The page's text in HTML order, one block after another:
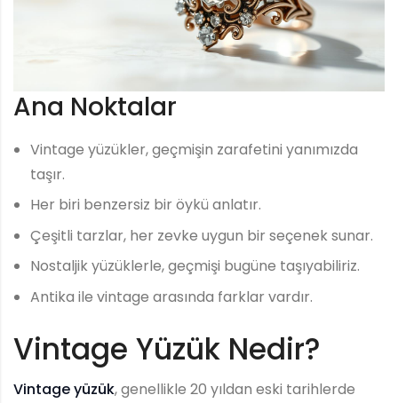
Ana Noktalar
Vintage yüzükler, geçmişin zarafetini yanımızda
taşır.
Her biri benzersiz bir öykü anlatır.
Çeşitli tarzlar, her zevke uygun bir seçenek sunar.
Nostaljik yüzüklerle, geçmişi bugüne taşıyabiliriz.
Antika ile vintage arasında farklar vardır.
Vintage Yüzük Nedir?
Vintage yüzük, genellikle 20 yıldan eski tarihlerde